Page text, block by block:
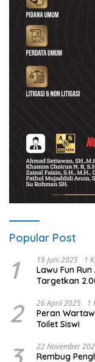
Popular Post
1 19 Juni 2025 1
Lawu Fun
Targetkan
2 26 April 2025 1
Peran
Toilet Siswi
22 November
Rembug